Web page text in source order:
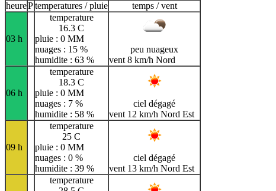
heurePtemperatures / pluie temps / vent
03 h
temperature
16.3 C
pluie : 0 MM
nuages : 15 %
humidite : 63 %
peu nuageux
vent 8 km/h Nord
06 h
temperature
18.3 C
pluie : 0 MM
nuages : 7 %
humidite : 58 %
ciel dégagé
vent 12 km/h Nord Est
09 h
temperature
25 C
pluie : 0 MM
nuages : 0 %
humidite : 39 %
ciel dégagé
vent 13 km/h Nord Est
temperature